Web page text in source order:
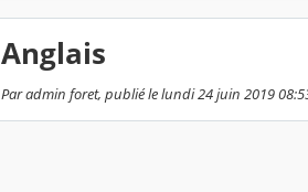
Anglais
Par admin foret, publié le lundi 24 juin 2019